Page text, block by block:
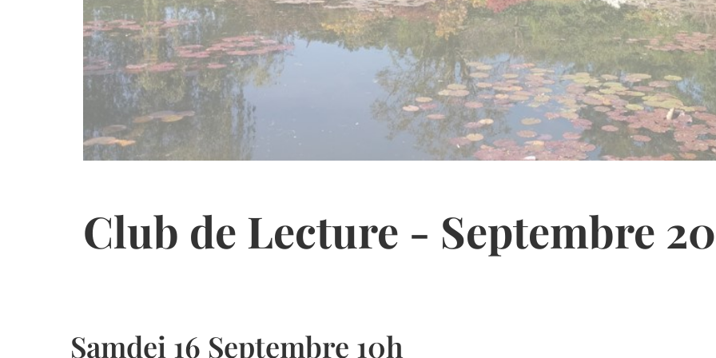
Club de Lecture - Septembre
Samdei 16 Septembre 10h